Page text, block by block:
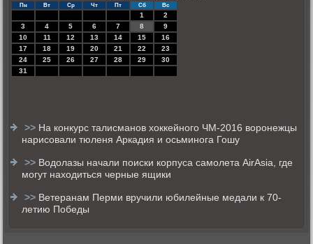
Пн Вт Ср Чт Пт Сб Вс
1
2
3
4 5 6 7 8
9
10
11 12 13 14 15
16
17
18 19 20 21 22
23
24
25 26 27 28 29
30
31
>> На конкурс талисманов хоккейного ЧМ-2016 воронежцы
нарисовали тюленя Аркадия и осьминога Гошу
>> Водолазы начали поиски корпуса самолета AirAsia, где
могут находиться черные ящики
>> Ветеранам Перми вручили юбилейные медали к 70-
летию Победы